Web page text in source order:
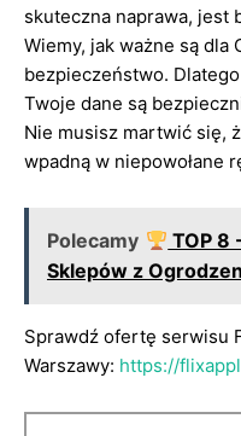
skuteczna naprawa, jest
Wiemy, jak ważne są dla
bezpieczeństwo.
Twoje dane są
Nie musisz martwić się,
wpadną w niepowołane
Polecamy
TOP 8
Sklepów z
Sprawdź ofertę serwisu
Warszawy: https://